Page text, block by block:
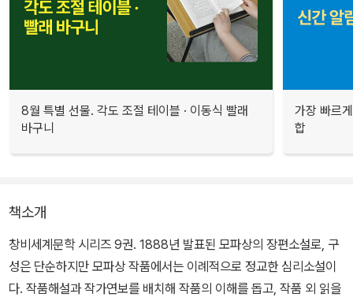
8월 특별 선물. 각도 조절 테이블 · 이동식 빨래
바구니
가장 빠르
합
책소개
창비세계문학 시리즈 9권. 1888년 발표된 모파상의 장편소설로, 구
성은 단순하지만 모파상 작품에서는 이례적으로 정교한 심리소설이
다. 작품해설과 작가연보를 배치해 작품의 이해를 돕고, 작품 외 읽을